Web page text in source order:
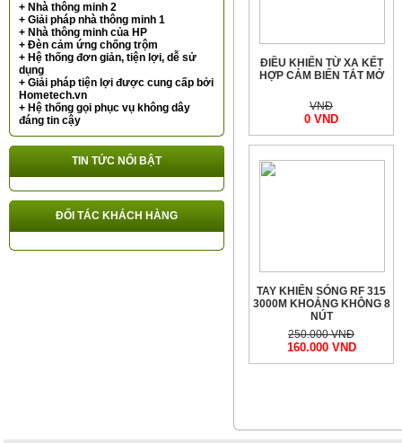
+ Nhà thông minh 2
+ Giải pháp nhà thông minh 1
+ Nhà thông minh của HP
+ Đèn cảm ứng chống trộm
+ Hệ thống đơn giản, tiện lợi, dễ sử
dụng
+ Giải pháp tiện lợi được cung cấp bởi
Hometech.vn
+ Hệ thống gọi phục vụ không dây
đáng tin cậy
TIN TỨC NỔI BẬT
ĐỐI TÁC KHÁCH HÀNG
ĐIỀU KHIỂN TỪ XA KẾT
HỢP CẢM BIẾN TẮT MỞ
VNĐ
0 VND
TAY KHIỂN SÓNG RF 315
3000M KHOẢNG KHÔNG 8
NÚT
250.000 VNĐ
160.000 VND